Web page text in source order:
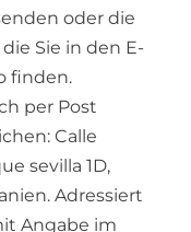
oder die
Sie in den E-
finden.
per Post
Calle
sevilla 1D,
Adressiert
Angabe im